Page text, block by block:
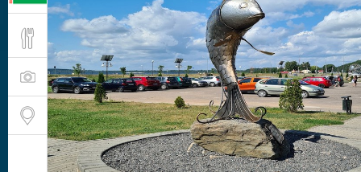
Небольшой белорусский город Браслав в
страны, у самой границы с Латвией знаменит
историей и развалинами великолепного замка.
расположена природная жемчужина –
озера».
Историки полагают, то будущий город возник
месте древнего поселения латгалов и
Дривяты, хотя впервые в летописях он
столетии. В соседней Латвии протекает река